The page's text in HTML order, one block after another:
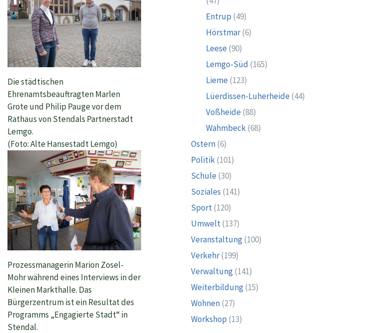
Die städtischen
Ehrenamtsbeauftragten Marlen
Grote und Philip Pauge vor dem
Rathaus von Stendals Partnerstadt
Lemgo.
(Foto: Alte Hansestadt Lemgo)
Prozessmanagerin Marion Zosel-
Mohr während eines Interviews in der
Kleinen Markthalle. Das
Bürgerzentrum ist ein Resultat des
Programms „Engagierte Stadt“ in
Stendal.
Entrup (49)
Hörstmar(6)
Leese (90)
Lemgo-Süd (165)
Lieme (123)
Lüerdissen-Luherheide (44)
Voßheide (88)
Wahmbeck(68)
Ostern(6)
Politik(101)
Schule (30)
Soziales (141)
Sport(120)
Umwelt(137)
Veranstaltung(100)
Verkehr(199)
Verwaltung(141)
Weiterbildung(15)
Wohnen(27)
Workshop (13)